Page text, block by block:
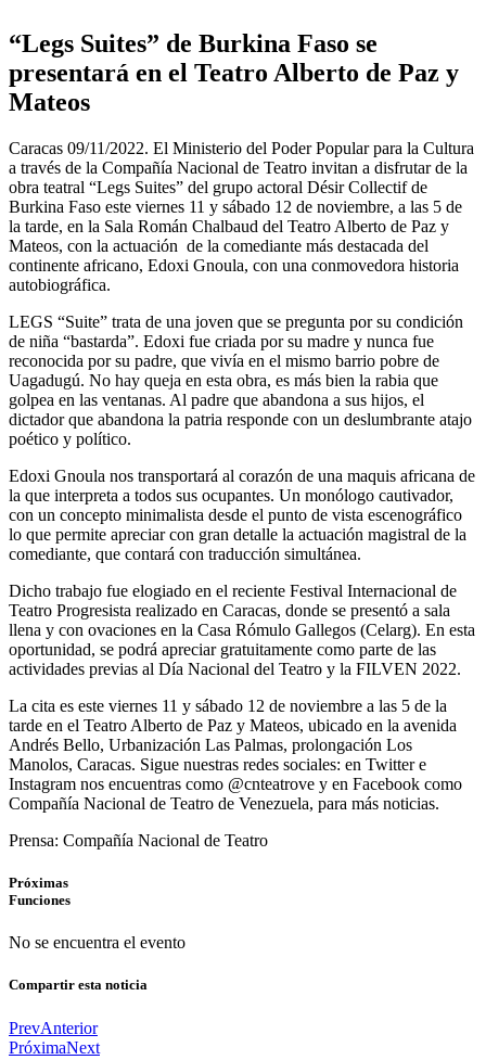
“Legs Suites” de Burkina Faso se
presentará en el Teatro Alberto de Paz y
Mateos
Caracas 09/11/2022. El Ministerio del Poder Popular para la Cultura
a través de la Compañía Nacional de Teatro invitan a disfrutar de la
obra teatral “Legs Suites” del grupo actoral Désir Collectif de
Burkina Faso este viernes 11 y sábado 12 de noviembre, a las 5 de
la tarde, en la Sala Román Chalbaud del Teatro Alberto de Paz y
Mateos, con la actuación de la comediante más destacada del
continente africano, Edoxi Gnoula, con una conmovedora historia
autobiográfica.
LEGS “Suite” trata de una joven que se pregunta por su condición
de niña “bastarda”. Edoxi fue criada por su madre y nunca fue
reconocida por su padre, que vivía en el mismo barrio pobre de
Uagadugú. No hay queja en esta obra, es más bien la rabia que
golpea en las ventanas. Al padre que abandona a sus hijos, el
dictador que abandona la patria responde con un deslumbrante atajo
poético y político.
Edoxi Gnoula nos transportará al corazón de una maquis africana de
la que interpreta a todos sus ocupantes. Un monólogo cautivador,
con un concepto minimalista desde el punto de vista escenográfico
lo que permite apreciar con gran detalle la actuación magistral de la
comediante, que contará con traducción simultánea.
Dicho trabajo fue elogiado en el reciente Festival Internacional de
Teatro Progresista realizado en Caracas, donde se presentó a sala
llena y con ovaciones en la Casa Rómulo Gallegos (Celarg). En esta
oportunidad, se podrá apreciar gratuitamente como parte de las
actividades previas al Día Nacional del Teatro y la FILVEN 2022.
La cita es este viernes 11 y sábado 12 de noviembre a las 5 de la
tarde en el Teatro Alberto de Paz y Mateos, ubicado en la avenida
Andrés Bello, Urbanización Las Palmas, prolongación Los
Manolos, Caracas. Sigue nuestras redes sociales: en Twitter e
Instagram nos encuentras como @cnteatrove y en Facebook como
Compañía Nacional de Teatro de Venezuela, para más noticias.
Prensa: Compañía Nacional de Teatro
Próximas
Funciones
No se encuentra el evento
Compartir esta noticia
PrevAnterior
PróximaNext